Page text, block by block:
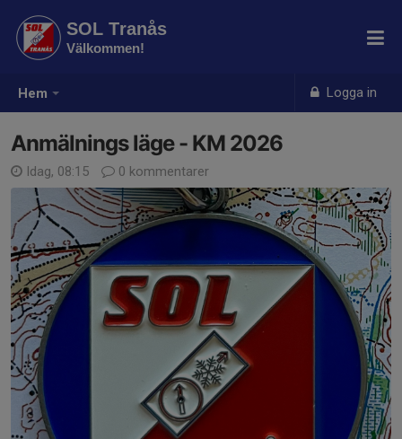
Hem Logga in
SOL Tranås
Välkommen!
Anmälnings läge - KM 2026
Idag, 08:15 0 kommentarer